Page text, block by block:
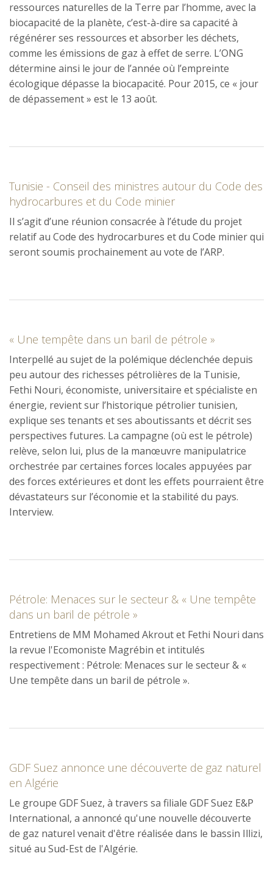
ressources naturelles de la Terre par l’homme, avec la
biocapacité de la planète, c’est-à-dire sa capacité à
régénérer ses ressources et absorber les déchets,
comme les émissions de gaz à effet de serre. L’ONG
détermine ainsi le jour de l’année où l’empreinte
écologique dépasse la biocapacité. Pour 2015, ce « jour
de dépassement » est le 13 août.
Tunisie - Conseil des ministres autour du Code des
hydrocarbures et du Code minier
Il s’agit d’une réunion consacrée à l’étude du projet
relatif au Code des hydrocarbures et du Code minier qui
seront soumis prochainement au vote de l’ARP.
« Une tempête dans un baril de pétrole »
Interpellé au sujet de la polémique déclenchée depuis
peu autour des richesses pétrolières de la Tunisie,
Fethi Nouri, économiste, universitaire et spécialiste en
énergie, revient sur l’historique pétrolier tunisien,
explique ses tenants et ses aboutissants et décrit ses
perspectives futures. La campagne (où est le pétrole)
relève, selon lui, plus de la manœuvre manipulatrice
orchestrée par certaines forces locales appuyées par
des forces extérieures et dont les effets pourraient être
dévastateurs sur l’économie et la stabilité du pays.
Interview.
Pétrole: Menaces sur le secteur & « Une tempête
dans un baril de pétrole »
Entretiens de MM Mohamed Akrout et Fethi Nouri dans
la revue l'Ecomoniste Magrébin et intitulés
respectivement : Pétrole: Menaces sur le secteur & «
Une tempête dans un baril de pétrole ».
GDF Suez annonce une découverte de gaz naturel
en Algérie
Le groupe GDF Suez, à travers sa filiale GDF Suez E&P
International, a annoncé qu'une nouvelle découverte
de gaz naturel venait d'être réalisée dans le bassin Illizi,
situé au Sud-Est de l'Algérie.